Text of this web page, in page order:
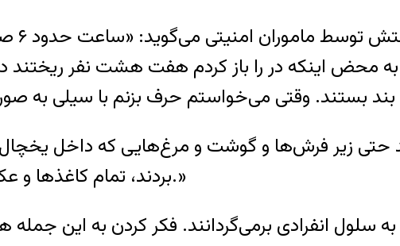
به محض اینکه در را باز کردم هفت هشت نفر ریختند
زیر فرش‌ها و گوشت و مرغ‌هایی که داخل یخچال
بردند، تمام کاغذ‌ها و عکس‌ها و آلبوم‌ها را بردند. یعنی خانه را شخم زدند.»
سلول انفرادی برمی‌گردانند. فکر کردن به این جمله